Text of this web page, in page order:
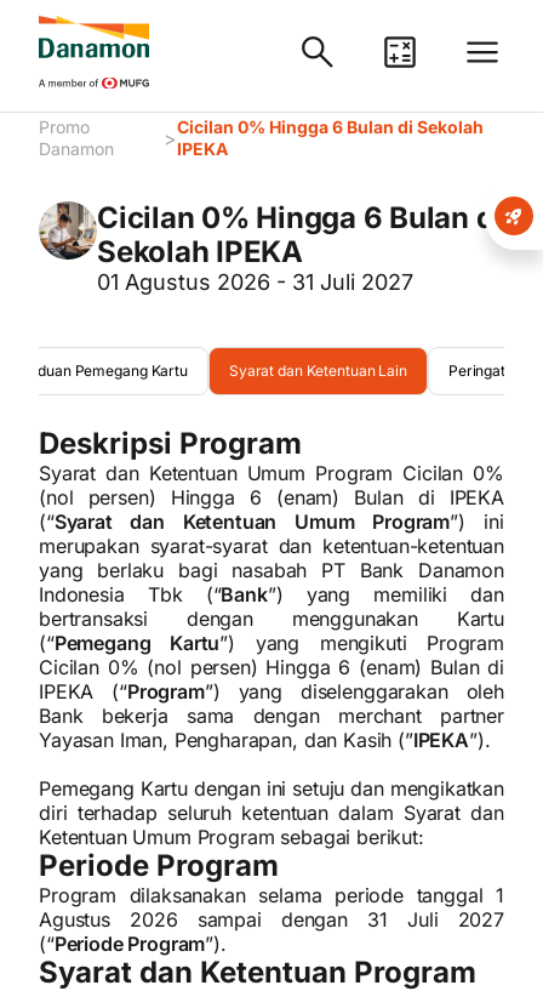
Promo
Danamon
>Cicilan 0% Hingga 6 Bulan di Sekolah
IPEKA
Cicilan 0% Hingga 6 Bulan di
Sekolah IPEKA
01 Agustus 2026 - 31 Juli 2027
Pemegang Kartu Syarat dan Ketentuan Lain Peringatan
Deskripsi Program
Syarat dan Ketentuan Umum Program Cicilan 0%
(nol persen) Hingga 6 (enam) Bulan di IPEKA
(“Syarat dan Ketentuan Umum Program”) ini
merupakan syarat-syarat dan ketentuan-ketentuan
yang berlaku bagi nasabah PT Bank Danamon
Indonesia Tbk (“Bank”) yang memiliki dan
bertransaksi dengan menggunakan Kartu
(“Pemegang Kartu”) yang mengikuti Program
Cicilan 0% (nol persen) Hingga 6 (enam) Bulan di
IPEKA (“Program”) yang diselenggarakan oleh
Bank bekerja sama dengan merchant partner
Yayasan Iman, Pengharapan, dan Kasih (”IPEKA”).
Pemegang Kartu dengan ini setuju dan mengikatkan
diri terhadap seluruh ketentuan dalam Syarat dan
Ketentuan Umum Program sebagai berikut:
Periode Program
Program dilaksanakan selama periode tanggal 1
Agustus 2026 sampai dengan 31 Juli 2027
(“Periode Program”).
Syarat dan Ketentuan Program